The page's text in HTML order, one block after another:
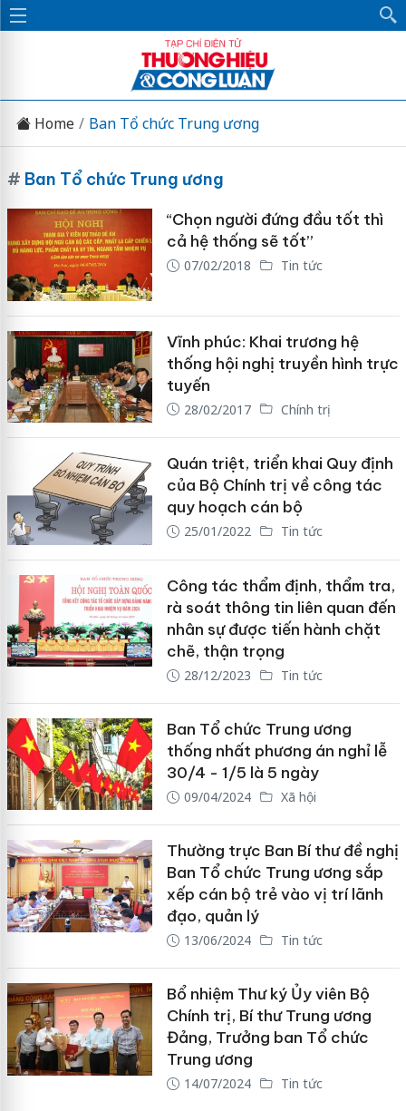
Home Ban Tổ chức Trung ương
# Ban Tổ chức Trung ương
“Chọn người đứng đầu tốt thì
cả hệ thống sẽ tốt”
07/02/2018 Tin tức
Vĩnh phúc: Khai trương hệ
thống hội nghị truyền hình trực
tuyến
28/02/2017 Chính trị
Quán triệt, triển khai Quy định
của Bộ Chính trị về công tác
quy hoạch cán bộ
25/01/2022 Tin tức
Công tác thẩm định, thẩm tra,
rà soát thông tin liên quan đến
nhân sự được tiến hành chặt
chẽ, thận trọng
28/12/2023 Tin tức
Ban Tổ chức Trung ương
thống nhất phương án nghỉ lễ
30/4 - 1/5 là 5 ngày
09/04/2024 Xã hội
Thường trực Ban Bí thư đề nghị
Ban Tổ chức Trung ương sắp
xếp cán bộ trẻ vào vị trí lãnh
đạo, quản lý
13/06/2024 Tin tức
Bổ nhiệm Thư ký Ủy viên Bộ
Chính trị, Bí thư Trung ương
Đảng, Trưởng ban Tổ chức
Trung ương
14/07/2024 Tin tức